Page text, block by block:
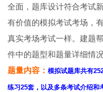
全面，题库设计符合考试
有价值的模拟考试考场，
真实考场考试一样。建题
件中的题型和题量详细情
题量内容： 模拟试题库共有
练习25套，以及多条考试介绍和